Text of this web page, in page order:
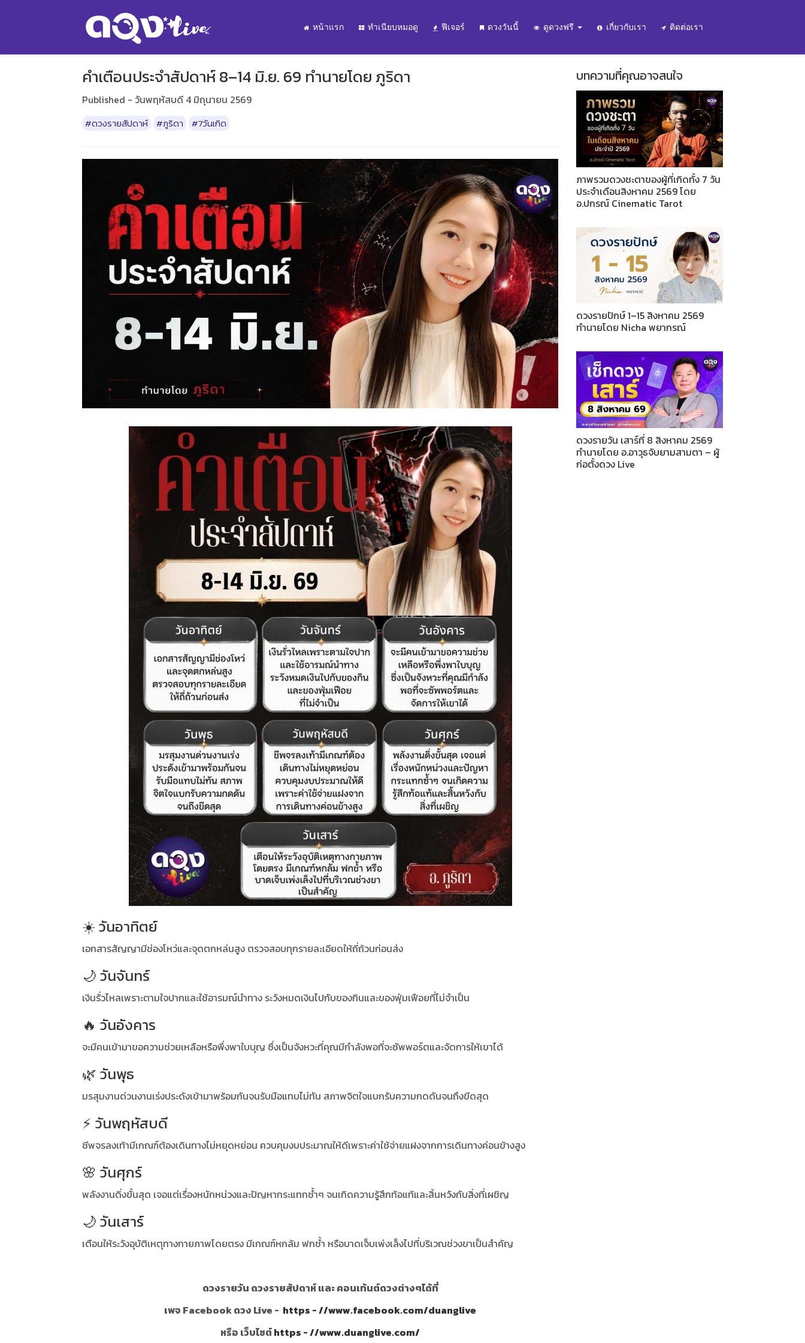
หน้าแรก ทำเนียบหมอดู ฟีเจอร์ ดวงวันนี้ ดูดวงฟรี เกี่ยวกับเรา ติดต่อเรา
คำเตือนประจำสัปดาห์ 8–14 มิ.ย. 69 ทำนายโดย ภูริดา
Published - วันพฤหัสบดี 4 มิถุนายน 2569
#ดวงรายสัปดาห์ #ภูริดา #7วันเกิด
☀️ วันอาทิตย์
เอกสารสัญญามีช่องโหว่และจุดตกหล่นสูง ตรวจสอบทุกรายละเอียดให้ถี่ถ้วนก่อนส่ง
🌙 วันจันทร์
เงินรั่วไหลเพราะตามใจปากและใช้อารมณ์นำทาง ระวังหมดเงินไปกับของกินและของฟุ่มเฟือยที่ไม่จำเป็น
🔥 วันอังคาร
จะมีคนเข้ามาขอความช่วยเหลือหรือพึ่งพาใบบุญ ซึ่งเป็นจังหวะที่คุณมีกำลังพอที่จะซัพพอร์ตและจัดการให้เขาได้
🌿 วันพุธ
มรสุมงานด่วนงานเร่งประดังเข้ามาพร้อมกันจนรับมือแทบไม่ทัน สภาพจิตใจแบกรับความกดดันจนถึงขีดสุด
⚡ วันพฤหัสบดี
ชีพจรลงเท้ามีเกณฑ์ต้องเดินทางไม่หยุดหย่อน ควบคุมงบประมาณให้ดีเพราะค่าใช้จ่ายแฝงจากการเดินทางค่อนข้างสูง
🌸 วันศุกร์
พลังงานดิ่งขั้นสุด เจอแต่เรื่องหนักหน่วงและปัญหากระแทกซ้ำๆ จนเกิดความรู้สึกท้อแท้และสิ้นหวังกับสิ่งที่เผชิญ
🌙 วันเสาร์
เตือนให้ระวังอุบัติเหตุทางกายภาพโดยตรง มีเกณฑ์หกล้ม ฟกช้ำ หรือบาดเจ็บเพ่งเล็งไปที่บริเวณช่วงขาเป็นสำคัญ
ดวงรายวัน ดวงรายสัปดาห์ และ คอนเท้นต์ดวงต่างๆได้ที่
เพจ Facebook ดวง Live - https - //www.facebook.com/duanglive
หรือ เว็บไซต์https - //www.duanglive.com/
บทความที่คุณอาจสนใจ
ภาพรวมดวงชะตาของผู้ที่เกิดทั้ง 7 วัน
ประจำเดือนสิงหาคม 2569 โดย
อ.ปกรณ์ Cinematic Tarot
ดวงรายปักษ์ 1–15 สิงหาคม 2569
ทำนายโดย Nicha พยากรณ์
ดวงรายวัน เสาร์ที่ 8 สิงหาคม 2569
ทำนายโดย อ.อาวุธจับยามสามตา – ผู้
ก่อตั้งดวง Live